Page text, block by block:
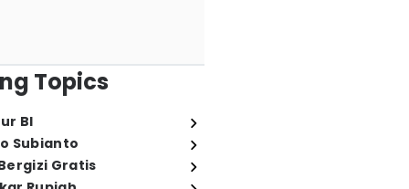
Topics
BI
Subianto
Gratis